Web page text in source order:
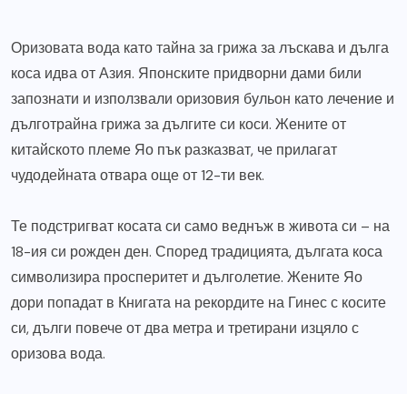
Оризовата вода като тайна за грижа за лъскава и дълга
коса идва от Азия. Японските придворни дами били
запознати и използвали оризовия бульон като лечение и
дълготрайна грижа за дългите си коси. Жените от
китайското племе Яо пък разказват, че прилагат
чудодейната отвара още от 12-ти век.
Те подстригват косата си само веднъж в живота си – на
18-ия си рожден ден. Според традицията, дългата коса
символизира просперитет и дълголетие. Жените Яо
дори попадат в Книгата на рекордите на Гинес с косите
си, дълги повече от два метра и третирани изцяло с
оризова вода.